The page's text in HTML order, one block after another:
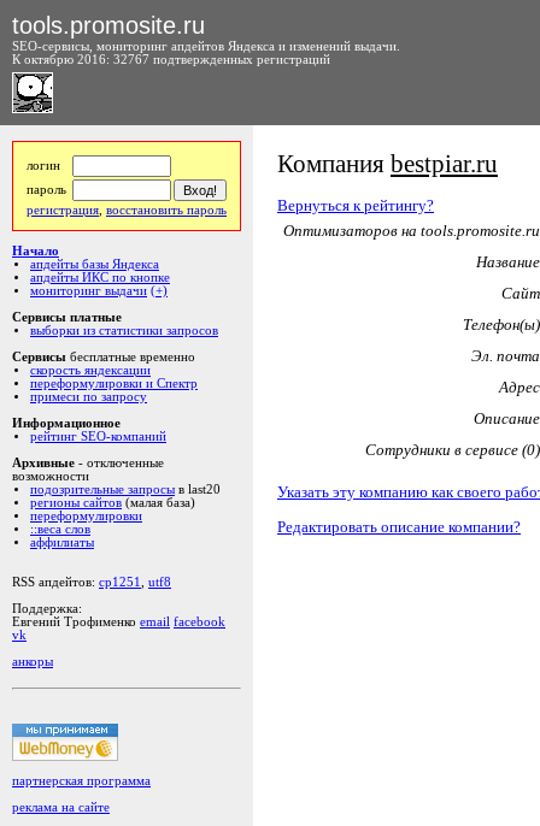
tools.promosite.ru
SEO-сервисы, мониторинг апдейтов Яндекса и изменений выдачи.
К октябрю 2016: 32767 подтвержденных регистраций
логин
пароль
регистрация восстановить пароль
Начало
апдейты базы Яндекса
апдейты ИКС по кнопке
мониторинг выдачи (+)
Сервисы платные
выборки из статистики запросов
Сервисы бесплатные временно
скорость яндексации
переформулировки и Спектр
примеси по запросу
Информационное
рейтинг SEO-компаний
Архивные - отключенные
возможности
подозрительные запросы в last20
регионы сайтов (малая база)
переформулировки
::веса слов
аффилиаты
RSS апдейтов: cp1251
utf8
Поддержка:
Евгений Трофименко email facebook
vk
анкоры
партнерская программа
реклама на сайте
Компания bestpiar.ru
Вернуться к рейтингу?
Оптимизаторов на tools.promosite.ru
Название
Сайт
Телефон(ы)
Эл. почта
Адрес
Описание
Сотрудники в сервисе (0)
Указать эту компанию как своего
Редактировать описание компании?